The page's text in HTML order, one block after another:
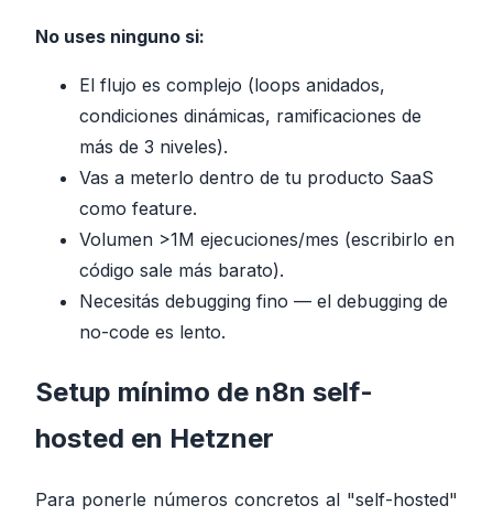
No uses ninguno si:
El flujo es complejo (loops anidados,
condiciones dinámicas, ramificaciones de
más de 3 niveles).
Vas a meterlo dentro de tu producto SaaS
como feature.
Volumen >1M ejecuciones/mes (escribirlo en
código sale más barato).
Necesitás debugging fino — el debugging de
no-code es lento.
Setup mínimo de n8n self-
hosted en Hetzner
Para ponerle números concretos al "self-hosted"